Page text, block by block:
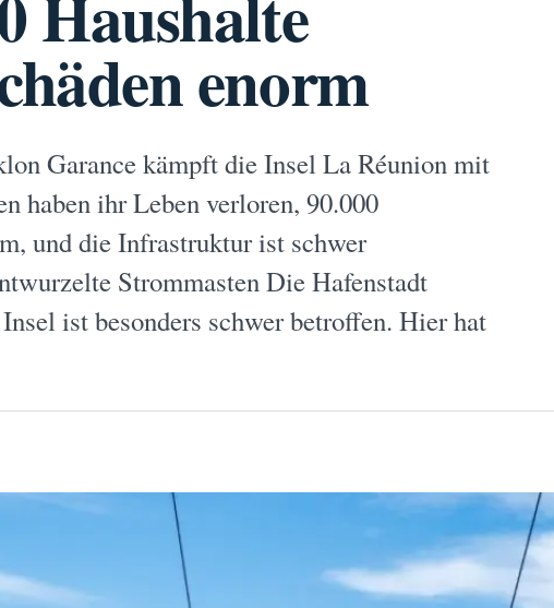
enorm
Garance kämpft die Insel La Réunion mit
haben ihr Leben verloren, 90.000
und die Infrastruktur ist schwer
Strommasten Die Hafenstadt
ist besonders schwer betroffen. Hier hat